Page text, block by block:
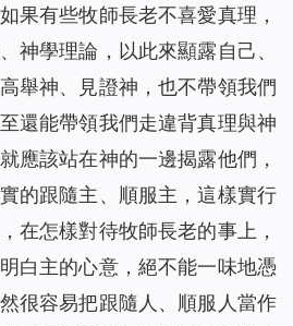
果有些牧師長老不喜愛真理，
神學理論，以此來顯露自己、
舉神、見證神，也不帶領我們
還能帶領我們走違背真理與神
應該站在神的一邊揭露他們，
的跟隨主、順服主，這樣實行
在怎樣對待牧師長老的事上，
白主的心意，絕不能一味地憑
很容易把跟隨人、順服人當作